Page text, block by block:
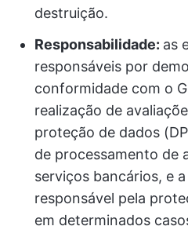
destruição.
Responsabilidade: as
responsáveis por
conformidade com o
realização de
proteção de dados
de processamento de
serviços bancários, e
responsável pela
em determinados